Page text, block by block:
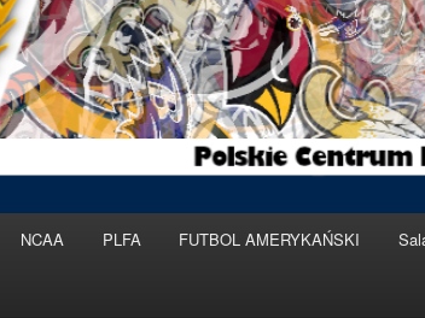
NCAA PLFA FUTBOL AMERYKAŃSKI